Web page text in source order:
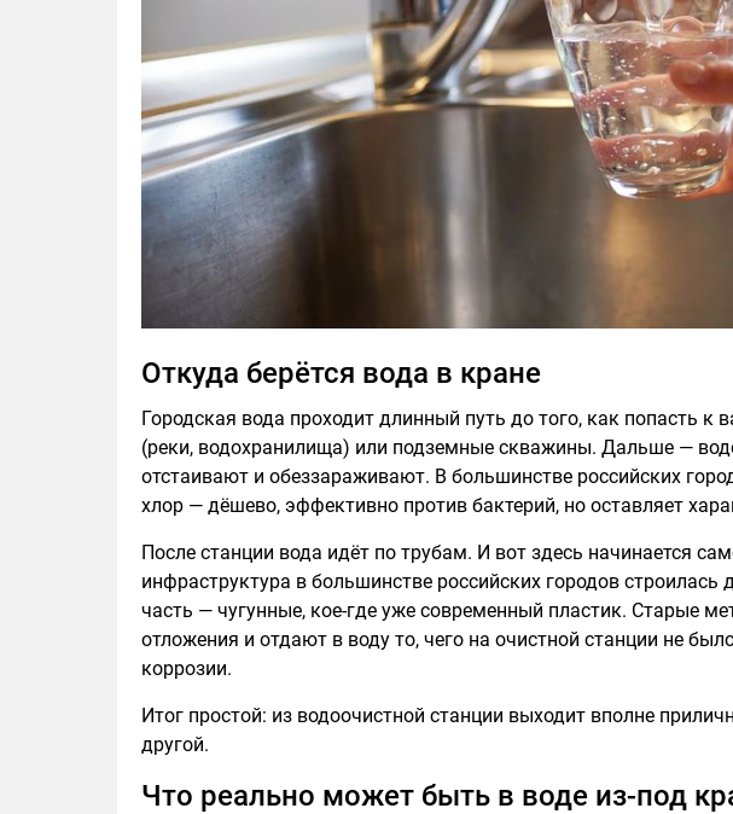
Откуда берётся вода в кране
Городская вода проходит длинный путь до того, как попасть
(реки, водохранилища) или подземные скважины. Дальше —
отстаивают и обеззараживают. В большинстве российских
хлор — дёшево, эффективно против бактерий, но оставляет
После станции вода идёт по трубам. И вот здесь начинается
инфраструктура в большинстве российских городов строилась
часть — чугунные, кое-где уже современный пластик. Старые
отложения и отдают в воду то, чего на очистной станции не
коррозии.
Итог простой: из водоочистной станции выходит вполне
другой.
Что реально может быть в воде из-под